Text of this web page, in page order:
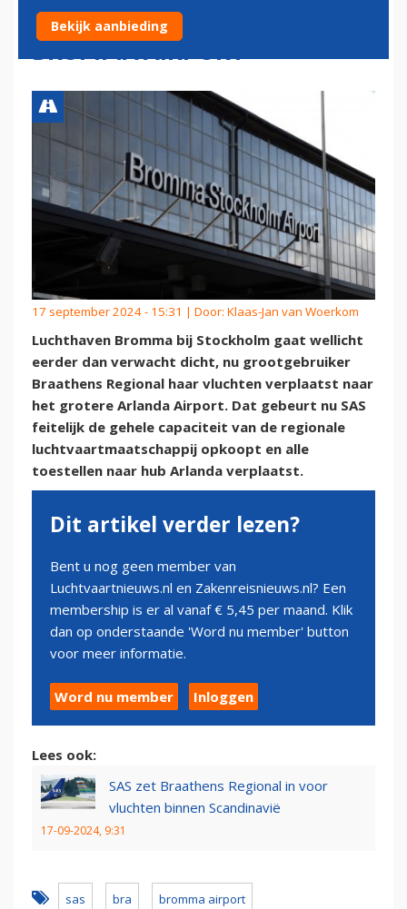
STADSLUCHTHAVEN
BROMMA AIRPORT
17 september 2024 - 15:31 | Door: Klaas-Jan van Woerkom
Luchthaven Bromma bij Stockholm gaat wellicht
eerder dan verwacht dicht, nu grootgebruiker
Braathens Regional haar vluchten verplaatst naar
het grotere Arlanda Airport. Dat gebeurt nu SAS
feitelijk de gehele capaciteit van de regionale
luchtvaartmaatschappij opkoopt en alle
toestellen naar hub Arlanda verplaatst.
Dit artikel verder lezen?
Bent u nog geen member van
Luchtvaartnieuws.nl en Zakenreisnieuws.nl? Een
membership is er al vanaf € 5,45 per maand. Klik
dan op onderstaande 'Word nu member' button
voor meer informatie.
Word nu member Inloggen
Lees ook:
SAS zet Braathens Regional in voor
vluchten binnen Scandinavië
17-09-2024, 9:31
sas bra bromma airport
Bekijk aanbieding